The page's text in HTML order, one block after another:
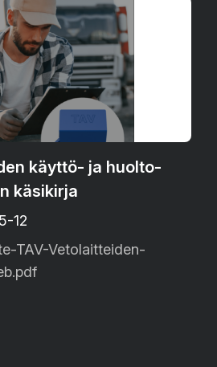
käyttö- ja huolto-
käsikirja
12
TAV-Vetolaitteiden-